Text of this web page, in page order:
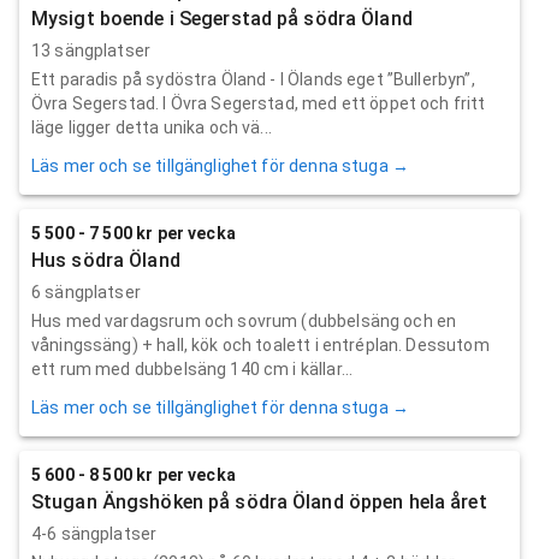
Mysigt boende i Segerstad på södra Öland
13 sängplatser
Ett paradis på sydöstra Öland - I Ölands eget ”Bullerbyn”,
Övra Segerstad. I Övra Segerstad, med ett öppet och fritt
läge ligger detta unika och vä...
Läs mer och se tillgänglighet för denna stuga →
5 500 - 7 500 kr per vecka
Hus södra Öland
6 sängplatser
Hus med vardagsrum och sovrum (dubbelsäng och en
våningssäng) + hall, kök och toalett i entréplan. Dessutom
ett rum med dubbelsäng 140 cm i källar...
Läs mer och se tillgänglighet för denna stuga →
5 600 - 8 500 kr per vecka
Stugan Ängshöken på södra Öland öppen hela året
4-6 sängplatser